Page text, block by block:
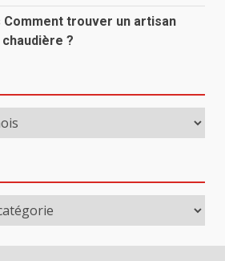
Comment trouver un artisan
?